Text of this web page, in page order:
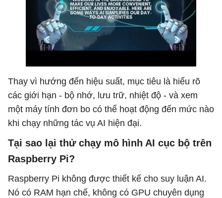
Thay vì hướng đến hiệu suất, mục tiêu là hiểu rõ
các giới hạn - bộ nhớ, lưu trữ, nhiệt độ - và xem
một máy tính đơn bo có thể hoạt động đến mức nào
khi chạy những tác vụ AI hiện đại.
Tại sao lại thử chạy mô hình AI cục bộ trên
Raspberry Pi?
Raspberry Pi không được thiết kế cho suy luận AI.
Nó có RAM hạn chế, không có GPU chuyên dụng